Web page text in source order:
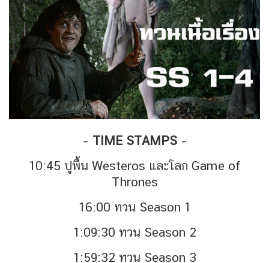
– TIME STAMPS–
10:45 ปูพื้น Westeros และโลก Game of
Thrones
16:00 ทวน Season 1
1:09:30 ทวน Season 2
1:59:32 ทวน Season 3